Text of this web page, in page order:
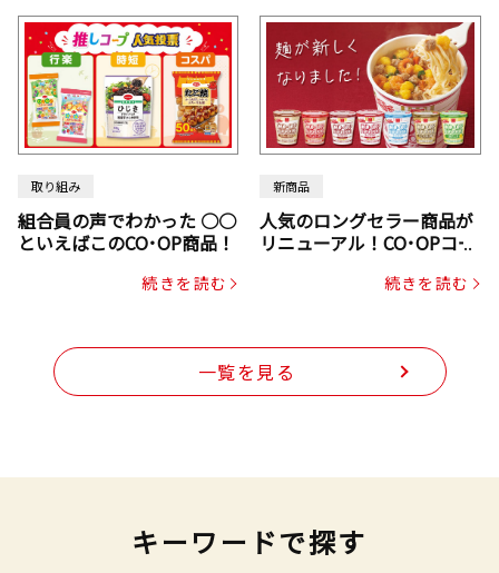
取り組み
組合員の声でわかった ○○
といえばこのCO･OP商品！
続きを読む
新商品
人気のロングセラー商品が
リニューアル！CO･OPコー
続きを読む
一覧を見る
キーワードで探す